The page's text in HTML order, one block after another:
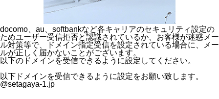
docomo、au、softbankなど各キャリアのセキュリティ設定の
ためユーザー受信拒否と認識されているか、お客様が迷惑メー
ル対策等で、ドメイン指定受信を設定されている場合に、メー
ルが正しく届かないことがございます。
以下のドメインを受信できるように設定してください。
以下ドメインを受信できるように設定をお願い致します。
@setagaya-1.jp